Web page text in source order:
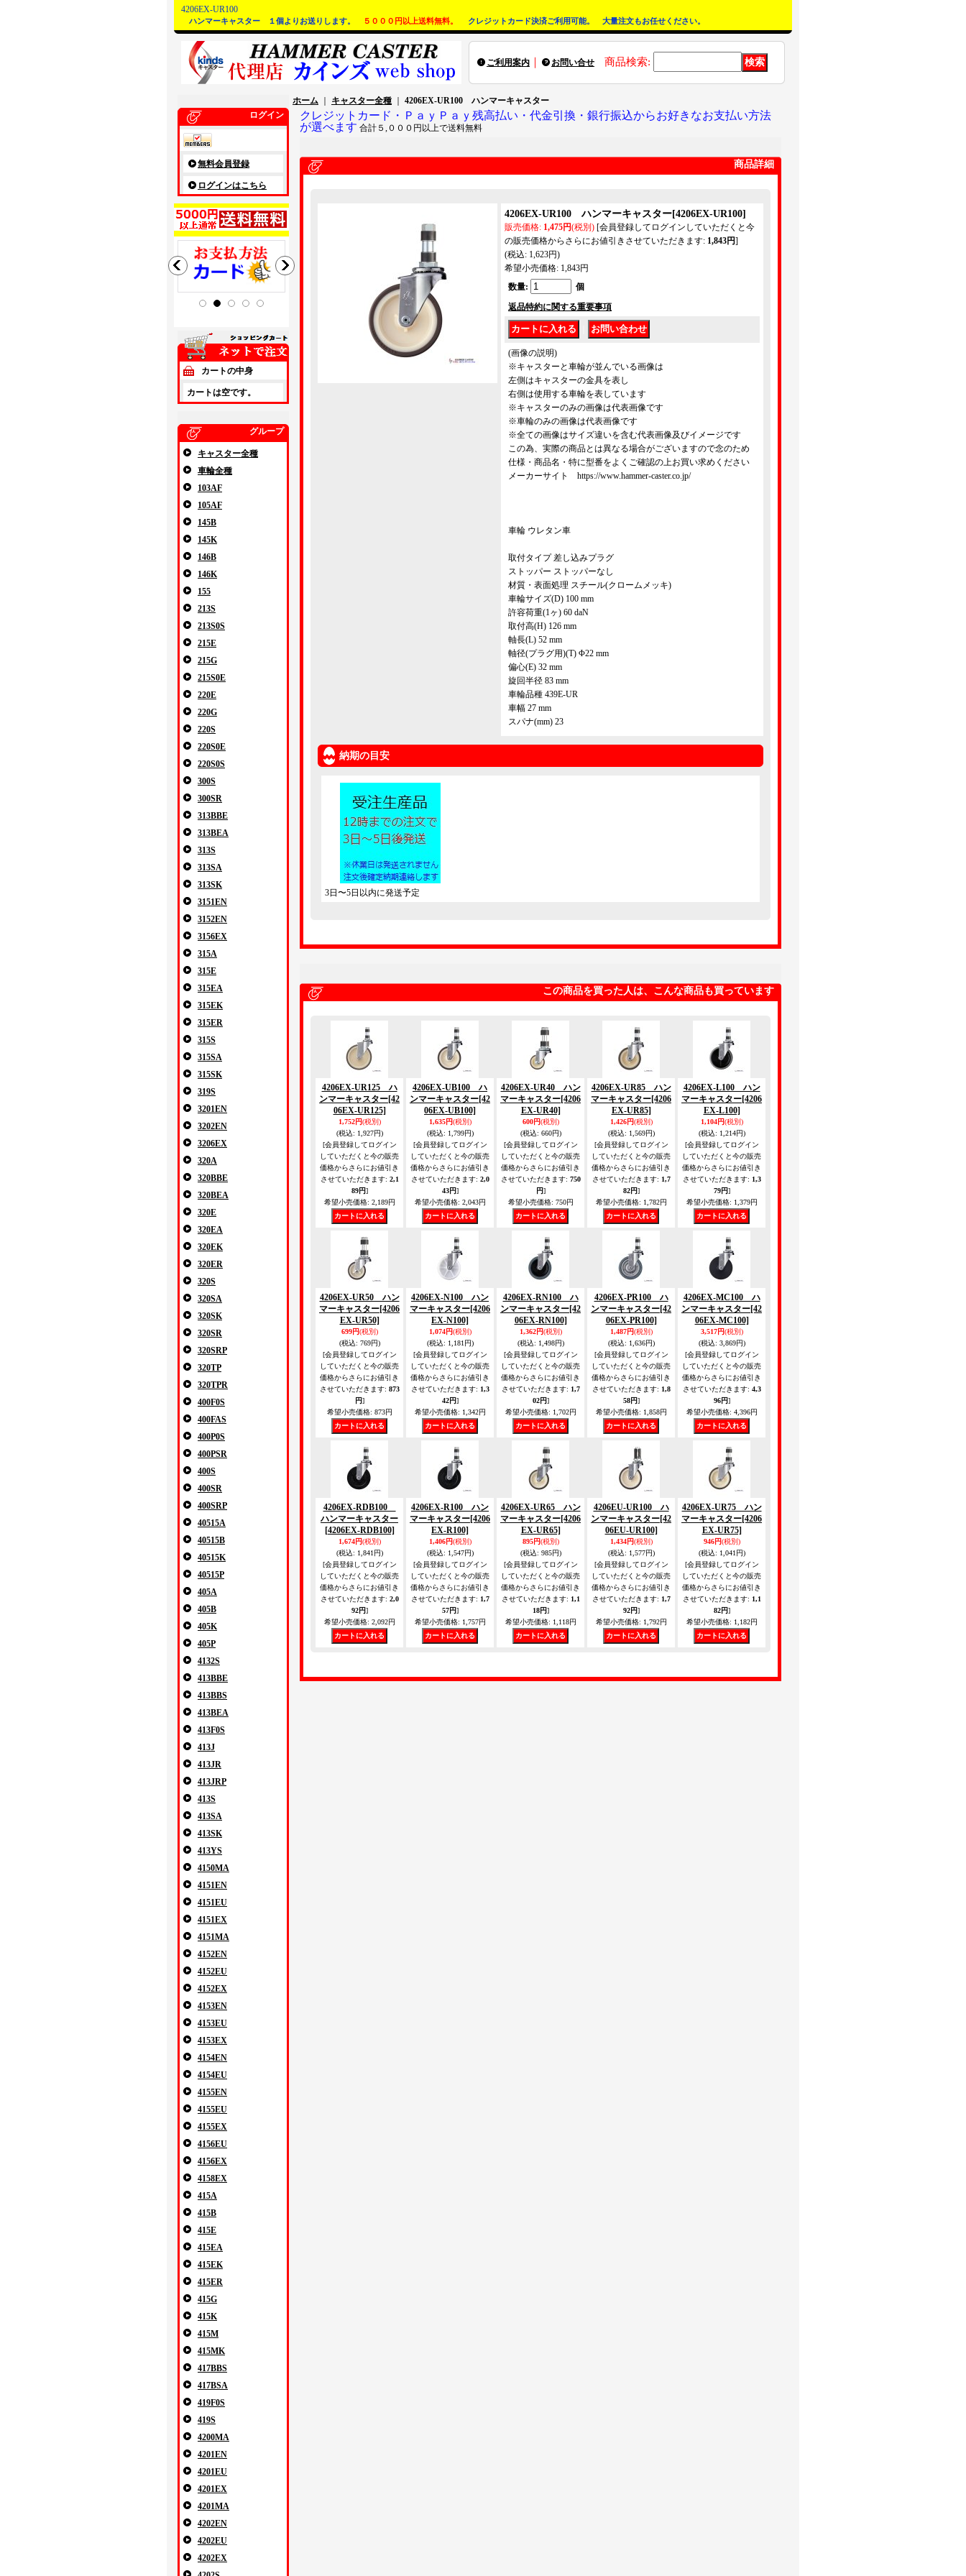
4206EX-UR100
ハンマーキャスター １個よりお送りします。 ５０００円以上送料無料。 クレジットカード決済ご利用可能。 大量注文もお任せください。
ご利用案内 ｜ お問い合せ 商品検索:
ログイン
無料会員登録
ログインはこちら
カートの中身
カートは空です。
グループ
キャスター全種
車輪全種
103AF
105AF
145B
145K
146B
146K
155
213S
213S0S
215E
215G
215S0E
220E
220G
220S
220S0E
220S0S
300S
300SR
313BBE
313BEA
313S
313SA
313SK
3151EN
3152EN
3156EX
315A
315E
315EA
315EK
315ER
315S
315SA
315SK
319S
3201EN
3202EN
3206EX
320A
320BBE
320BEA
320E
320EA
320EK
320ER
320S
320SA
320SK
320SR
320SRP
320TP
320TPR
400F0S
400FAS
400P0S
400PSR
400S
400SR
400SRP
40515A
40515B
40515K
40515P
405A
405B
405K
405P
4132S
413BBE
413BBS
413BEA
413F0S
413J
413JR
413JRP
413S
413SA
413SK
413YS
4150MA
4151EN
4151EU
4151EX
4151MA
4152EN
4152EU
4152EX
4153EN
4153EU
4153EX
4154EN
4154EU
4155EN
4155EU
4155EX
4156EU
4156EX
4158EX
415A
415B
415E
415EA
415EK
415ER
415G
415K
415M
415MK
417BBS
417BSA
419F0S
419S
4200MA
4201EN
4201EU
4201EX
4201MA
4202EN
4202EU
4202EX
ホーム キャスター全種 4206EX-UR100 ハンマーキャスター
クレジットカード・ＰａｙＰａｙ残高払い・代金引換・銀行振込からお好きなお支払い方法
が選べます 合計５,０００円以上で送料無料
商品詳細
4206EX-UR100 ハンマーキャスター[4206EX-UR100]
販売価格: 1,475円(税別) [会員登録してログインしていただくと今
の販売価格からさらにお値引きさせていただきます: 1,843円]
(税込: 1,623円)
希望小売価格: 1,843円
数量:
個
返品特約に関する重要事項
(画像の説明)
※キャスターと車輪が並んでいる画像は
左側はキャスターの金具を表し
右側は使用する車輪を表しています
※キャスターのみの画像は代表画像です
※車輪のみの画像は代表画像です
※全ての画像はサイズ違いを含む代表画像及びイメージです
この為、実際の商品とは異なる場合がございますので念のため
仕様・商品名・特に型番をよくご確認の上お買い求めください
メーカーサイト https://www.hammer-caster.co.jp/
車輪 ウレタン車
取付タイプ 差し込みプラグ
ストッパー ストッパーなし
材質・表面処理 スチール(クロームメッキ)
車輪サイズ(D) 100 mm
許容荷重(1ヶ) 60 daN
取付高(H) 126 mm
軸長(L) 52 mm
軸径(プラグ用)(T) Φ22 mm
偏心(E) 32 mm
旋回半径 83 mm
車輪品種 439E-UR
車幅 27 mm
スパナ(mm) 23
納期の目安
3日〜5日以内に発送予定
この商品を買った人は、こんな商品も買っています
4206EX-UR125 ハ
ンマーキャスター[42
06EX-UR125]
1,752円(税別)
(税込: 1,927円)
[会員登録してログイン
していただくと今の販売
価格からさらにお値引き
させていただきます: 2,1
89円]
希望小売価格: 2,189円
4206EX-UB100 ハ
ンマーキャスター[42
06EX-UB100]
1,635円(税別)
(税込: 1,799円)
[会員登録してログイン
していただくと今の販売
価格からさらにお値引き
させていただきます: 2,0
43円]
希望小売価格: 2,043円
4206EX-UR40 ハン
マーキャスター[4206
EX-UR40]
600円(税別)
(税込: 660円)
[会員登録してログイン
していただくと今の販売
価格からさらにお値引き
させていただきます: 750
円]
希望小売価格: 750円
4206EX-UR85 ハン
マーキャスター[4206
EX-UR85]
1,426円(税別)
(税込: 1,569円)
[会員登録してログイン
していただくと今の販売
価格からさらにお値引き
させていただきます: 1,7
82円]
希望小売価格: 1,782円
4206EX-L100 ハン
マーキャスター[4206
EX-L100]
1,104円(税別)
(税込: 1,214円)
[会員登録してログイン
していただくと今の販売
価格からさらにお値引き
させていただきます: 1,3
79円]
希望小売価格: 1,379円
4206EX-UR50 ハン
マーキャスター[4206
EX-UR50]
699円(税別)
(税込: 769円)
[会員登録してログイン
していただくと今の販売
価格からさらにお値引き
させていただきます: 873
円]
希望小売価格: 873円
4206EX-N100 ハン
マーキャスター[4206
EX-N100]
1,074円(税別)
(税込: 1,181円)
[会員登録してログイン
していただくと今の販売
価格からさらにお値引き
させていただきます: 1,3
42円]
希望小売価格: 1,342円
4206EX-RN100 ハ
ンマーキャスター[42
06EX-RN100]
1,362円(税別)
(税込: 1,498円)
[会員登録してログイン
していただくと今の販売
価格からさらにお値引き
させていただきます: 1,7
02円]
希望小売価格: 1,702円
4206EX-PR100 ハ
ンマーキャスター[42
06EX-PR100]
1,487円(税別)
(税込: 1,636円)
[会員登録してログイン
していただくと今の販売
価格からさらにお値引き
させていただきます: 1,8
58円]
希望小売価格: 1,858円
4206EX-MC100 ハ
ンマーキャスター[42
06EX-MC100]
3,517円(税別)
(税込: 3,869円)
[会員登録してログイン
していただくと今の販売
価格からさらにお値引き
させていただきます: 4,3
96円]
希望小売価格: 4,396円
4206EX-RDB100
ハンマーキャスター
[4206EX-RDB100]
1,674円(税別)
(税込: 1,841円)
[会員登録してログイン
していただくと今の販売
価格からさらにお値引き
させていただきます: 2,0
92円]
希望小売価格: 2,092円
4206EX-R100 ハン
マーキャスター[4206
EX-R100]
1,406円(税別)
(税込: 1,547円)
[会員登録してログイン
していただくと今の販売
価格からさらにお値引き
させていただきます: 1,7
57円]
希望小売価格: 1,757円
4206EX-UR65 ハン
マーキャスター[4206
EX-UR65]
895円(税別)
(税込: 985円)
[会員登録してログイン
していただくと今の販売
価格からさらにお値引き
させていただきます: 1,1
18円]
希望小売価格: 1,118円
4206EU-UR100 ハ
ンマーキャスター[42
06EU-UR100]
1,434円(税別)
(税込: 1,577円)
[会員登録してログイン
していただくと今の販売
価格からさらにお値引き
させていただきます: 1,7
92円]
希望小売価格: 1,792円
4206EX-UR75 ハン
マーキャスター[4206
EX-UR75]
946円(税別)
(税込: 1,041円)
[会員登録してログイン
していただくと今の販売
価格からさらにお値引き
させていただきます: 1,1
82円]
希望小売価格: 1,182円